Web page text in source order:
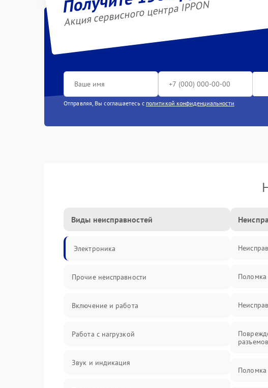
Акция сервисного центра IPPON
Отправляя, Вы соглашаетесь с политикой конфиденциальности
Виды неисправностей
Электроника
Прочие неисправности
Включение и работа
Работа с нагрузкой
Звук и индикация
Поломка
разъемов
Поломка